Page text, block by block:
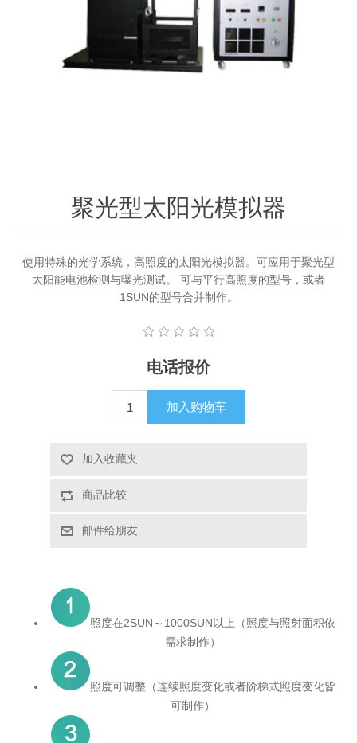
OCT扫描系统
光能评价设备
立式炉管设备
外延设备
半导体设备用光源
耗材售后/维修/校准
标准样品（光伏）
激光尘埃粒子计数器
薄层电阻量测系统
聚光型太阳光模拟器
使用特殊的光学系统，高照度的太阳光模拟器。可应用于聚光型
太阳能电池检测与曝光测试。 可与平行高照度的型号，或者
1SUN的型号合并制作。
电话报价
加入购物车
加入收藏夹
商品比较
邮件给朋友
照度在2SUN～1000SUN以上（照度与照射面积依
需求制作）
照度可调整（连续照度变化或者阶梯式照度变化皆
可制作）